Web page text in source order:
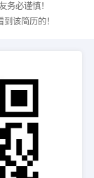
务必谨慎！
该简历的！